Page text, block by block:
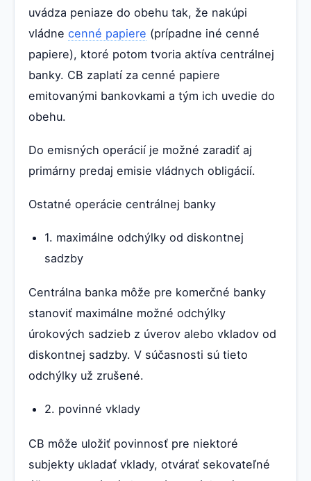
uvádza peniaze do obehu tak, že nakúpi
vládne cenné papiere (prípadne iné cenné
papiere), ktoré potom tvoria aktíva centrálnej
banky. CB zaplatí za cenné papiere
emitovanými bankovkami a tým ich uvedie do
obehu.
Do emisných operácií je možné zaradiť aj
primárny predaj emisie vládnych obligácií.
Ostatné operácie centrálnej banky
1. maximálne odchýlky od diskontnej
sadzby
Centrálna banka môže pre komerčné banky
stanoviť maximálne možné odchýlky
úrokových sadzieb z úverov alebo vkladov od
diskontnej sadzby. V súčasnosti sú tieto
odchýlky už zrušené.
2. povinné vklady
CB môže uložiť povinnosť pre niektoré
subjekty ukladať vklady, otvárať sekovateľné